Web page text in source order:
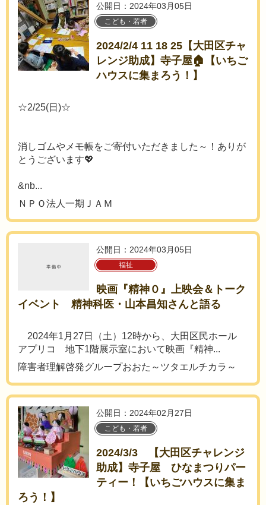
公開日：2024年03月05日
こども・若者
2024/2/4 11 18 25【大田区チャ
レンジ助成】寺子屋🏠【いちご
ハウスに集まろう！】
☆2/25(日)☆
消しゴムやメモ帳をご寄付いただきました～！ありが
とうございます💖
&nb...
ＮＰＯ法人一期ＪＡＭ
公開日：2024年03月05日
福祉
映画『精神０』上映会＆トーク
イベント 精神科医・山本昌知さんと語る
2024年1月27日（土）12時から、大田区民ホール
アプリコ 地下1階展示室において映画『精神...
障害者理解啓発グループおおた～ツタエルチカラ～
公開日：2024年02月27日
こども・若者
2024/3/3 【大田区チャレンジ
助成】寺子屋 ひなまつりパー
ティー！【いちごハウスに集ま
ろう！】